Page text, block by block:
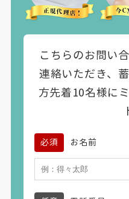
こちらのお問い
連絡いただき、
方先着10名様に
必須 お名前